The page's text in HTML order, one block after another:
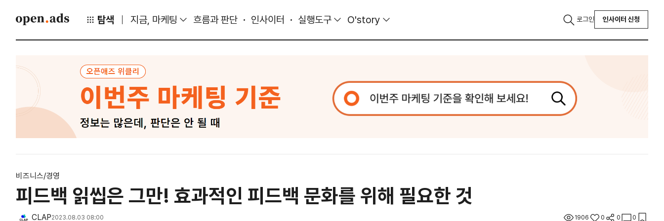
탐색 지금, 마케팅 흐름과 판단 인사이터 실행도구 O'story 로그인 인사이터 신청
비즈니스/경영
피드백 읽씹은 그만! 효과적인 피드백 문화를 위해 필요한 것
CLAP2023.08.03 08:00 1906 0 0 0